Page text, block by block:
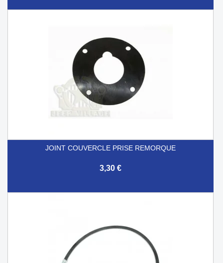
JOINT COUVERCLE PRISE REMORQUE
3,30 €